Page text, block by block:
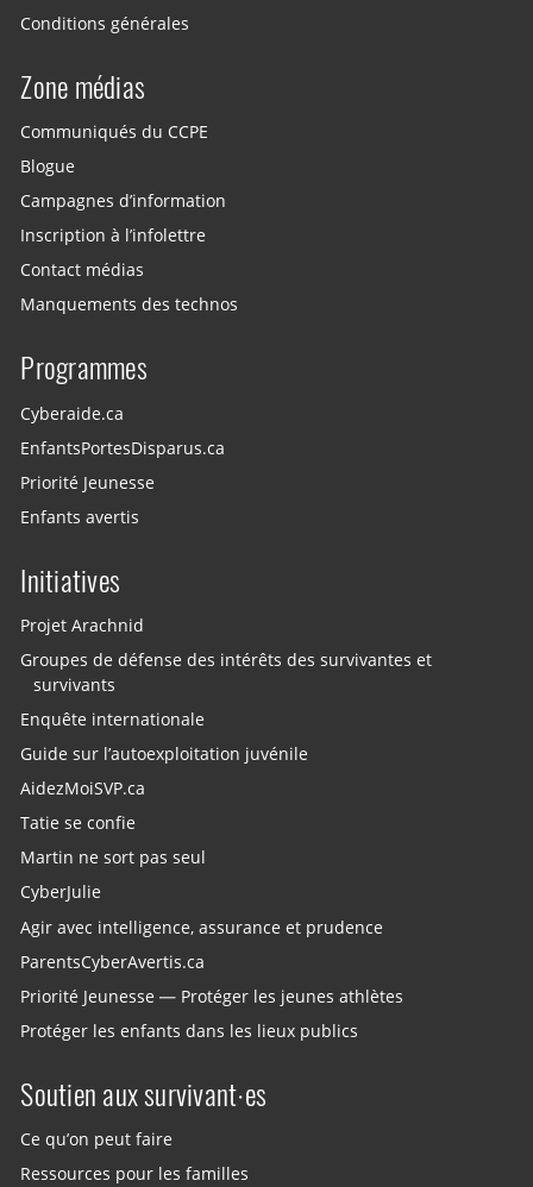
Conditions générales
Zone médias
Communiqués du CCPE
Blogue
Campagnes d’information
Inscription à l’infolettre
Contact médias
Manquements des technos
Programmes
Cyberaide.ca
EnfantsPortesDisparus.ca
Priorité Jeunesse
Enfants avertis
Initiatives
Projet Arachnid
Groupes de défense des intérêts des survivantes et
survivants
Enquête internationale
Guide sur l’autoexploitation juvénile
AidezMoiSVP.ca
Tatie se confie
Martin ne sort pas seul
CyberJulie
Agir avec intelligence, assurance et prudence
ParentsCyberAvertis.ca
Priorité Jeunesse — Protéger les jeunes athlètes
Protéger les enfants dans les lieux publics
Soutien aux survivant·es
Ce qu’on peut faire
Ressources pour les familles